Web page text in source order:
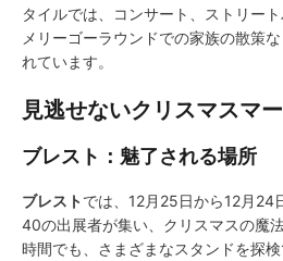
タイルでは、コンサート、ストリー
メリーゴーラウンドでの家族の散策
れています。
見逃せないクリスマスマ
ブレスト：魅了される場所
ブレストでは、12月25日から12月24
40の出展者が集い、クリスマスの魔
時間でも、さまざまなスタンドを探検